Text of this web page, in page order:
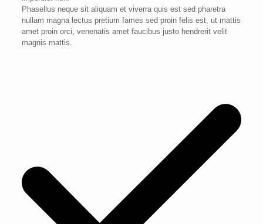
Phasellus neque sit aliquam et viverra quis est sed pharetra
nullam magna lectus pretium fames sed proin felis est, ut mattis
amet proin orci, venenatis amet faucibus justo hendrerit velit
magnis mattis.